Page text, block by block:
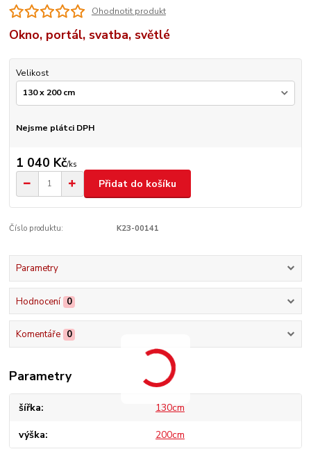
Ohodnotit produkt
Okno, portál, svatba, světlé
Velikost
Nejsme plátci DPH
1 040 Kč/ks
Přidat do košíku
Číslo produktu: K23-00141
Parametry
Hodnocení 0
Komentáře 0
Parametry
šířka 130cm
výška 200cm